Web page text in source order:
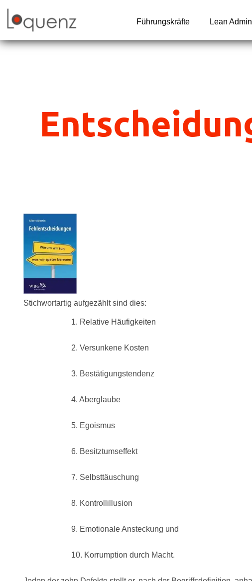
Inhalt
Führungskräfte Lean
Stichwortartig aufgezählt sind dies:
1. Relative Häufigkeiten
2. Versunkene Kosten
3. Bestätigungstendenz
4. Aberglaube
5. Egoismus
6. Besitztumseffekt
7. Selbsttäuschung
8. Kontrollillusion
9. Emotionale Ansteckung und
10. Korrumption durch Macht.